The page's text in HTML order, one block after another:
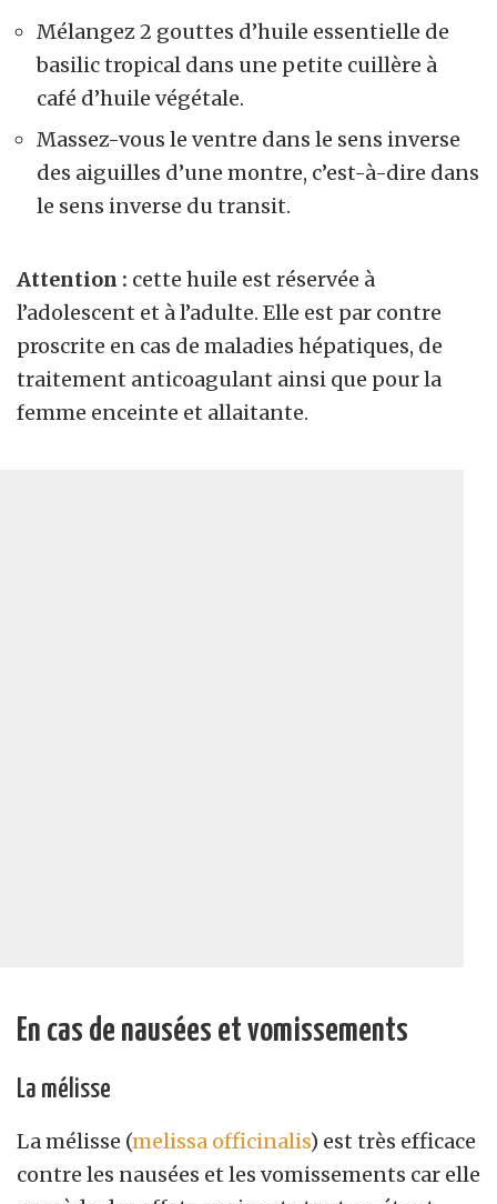
Mélangez 2 gouttes d’huile essentielle de
basilic tropical dans une petite cuillère à
café d’huile végétale.
Massez-vous le ventre dans le sens inverse
des aiguilles d’une montre, c’est-à-dire dans
le sens inverse du transit.
Attention : cette huile est réservée à
l’adolescent et à l’adulte. Elle est par contre
proscrite en cas de maladies hépatiques, de
traitement anticoagulant ainsi que pour la
femme enceinte et allaitante.
En cas de nausées et vomissements
La mélisse
La mélisse (melissa officinalis) est très efficace
contre les nausées et les vomissements car elle